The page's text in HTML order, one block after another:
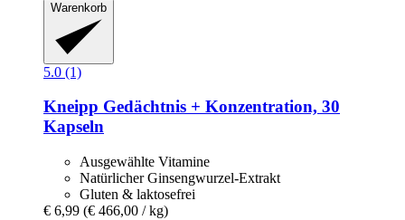
Warenkorb
5.0 (1)
Kneipp Gedächtnis + Konzentration, 30
Kapseln
Ausgewählte Vitamine
Natürlicher Ginsengwurzel-Extrakt
Gluten & laktosefrei
€ 6,99 (€ 466,00 / kg)